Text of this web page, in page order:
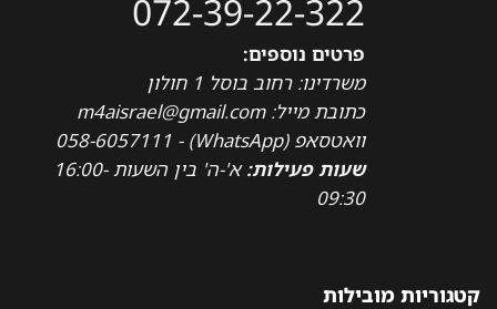
072-39-22-322
פרטים נוספים:
משרדינו: רחוב בוסל 1 חולון
כתובת מייל: m4aisrael@gmail.com
וואטסאפ (WhatsApp) - 058-6057111
שעות פעילות:
א'-ה' בין השעות 16:00-
09:30
קטגוריות מובילות